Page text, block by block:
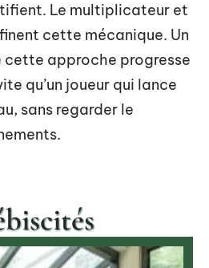
Le multiplicateur et
cette mécanique. Un
cette approche progresse
qu’un joueur qui lance
sans regarder le